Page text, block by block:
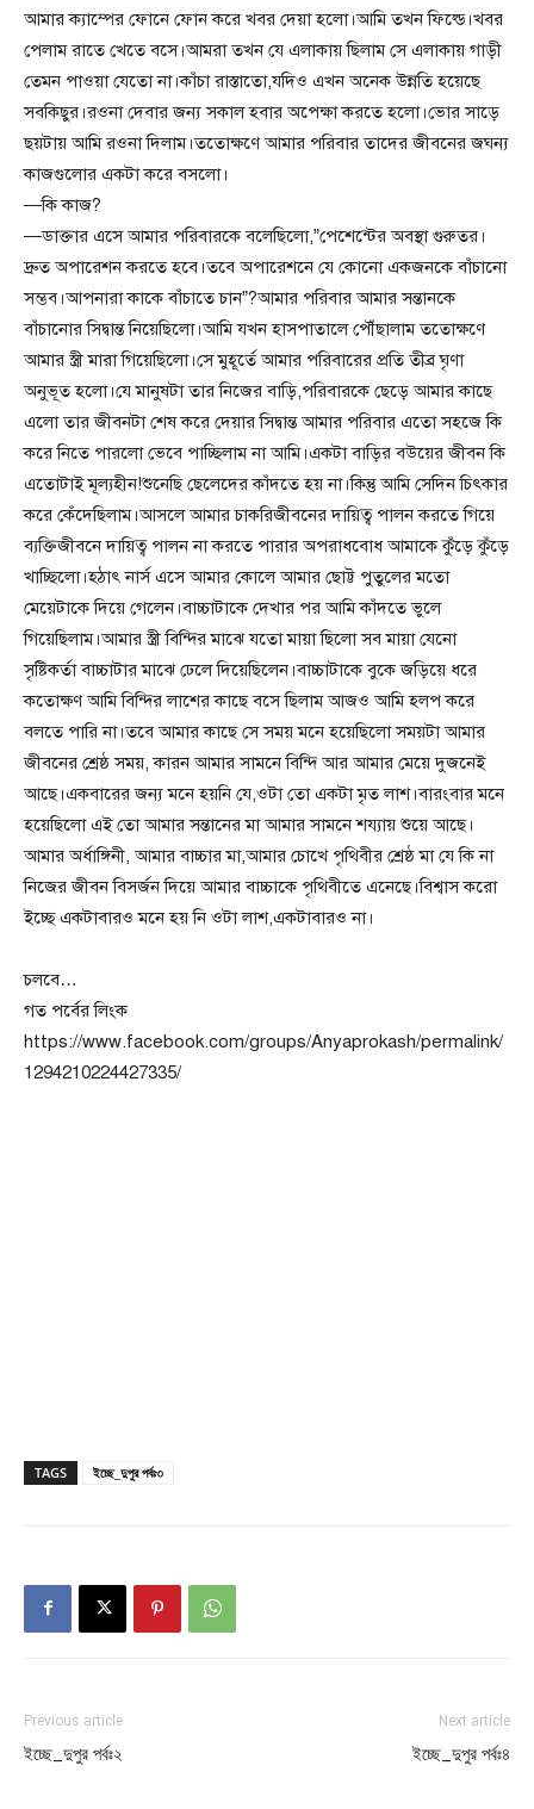
আমার ক্যাম্পের ফোনে ফোন করে খবর দেয়া হলো।আমি তখন ফিল্ডে।খবর
পেলাম রাতে খেতে বসে।আমরা তখন যে এলাকায় ছিলাম সে এলাকায় গাড়ী
তেমন পাওয়া যেতো না।কাঁচা রাস্তাতো,যদিও এখন অনেক উন্নতি হয়েছে
সবকিছুর।রওনা দেবার জন্য সকাল হবার অপেক্ষা করতে হলো।ভোর সাড়ে
ছয়টায় আমি রওনা দিলাম।ততোক্ষণে আমার পরিবার তাদের জীবনের জঘন্য
কাজগুলোর একটা করে বসলো।
—কি কাজ?
—ডাক্তার এসে আমার পরিবারকে বলেছিলো,”পেশেন্টের অবস্থা গুরুতর।
দ্রুত অপারেশন করতে হবে।তবে অপারেশনে যে কোনো একজনকে বাঁচানো
সম্ভব।আপনারা কাকে বাঁচাতে চান”?আমার পরিবার আমার সন্তানকে
বাঁচানোর সিদ্বান্ত নিয়েছিলো।আমি যখন হাসপাতালে পৌঁছালাম ততোক্ষণে
আমার স্ত্রী মারা গিয়েছিলো।সে মুহূর্তে আমার পরিবারের প্রতি তীব্র ঘৃণা
অনুভূত হলো।যে মানুষটা তার নিজের বাড়ি,পরিবারকে ছেড়ে আমার কাছে
এলো তার জীবনটা শেষ করে দেয়ার সিদ্বান্ত আমার পরিবার এতো সহজে কি
করে নিতে পারলো ভেবে পাচ্ছিলাম না আমি।একটা বাড়ির বউয়ের জীবন কি
এতোটাই মূল্যহীন!শুনেছি ছেলেদের কাঁদতে হয় না।কিন্তু আমি সেদিন চিৎকার
করে কেঁদেছিলাম।আসলে আমার চাকরিজীবনের দায়িত্ব পালন করতে গিয়ে
ব্যক্তিজীবনে দায়িত্ব পালন না করতে পারার অপরাধবোধ আমাকে কুঁড়ে কুঁড়ে
খাচ্ছিলো।হঠাৎ নার্স এসে আমার কোলে আমার ছোট্ট পুতুলের মতো
মেয়েটাকে দিয়ে গেলেন।বাচ্চাটাকে দেখার পর আমি কাঁদতে ভুলে
গিয়েছিলাম।আমার স্ত্রী বিন্দির মাঝে যতো মায়া ছিলো সব মায়া যেনো
সৃষ্টিকর্তা বাচ্চাটার মাঝে ঢেলে দিয়েছিলেন।বাচ্চাটাকে বুকে জড়িয়ে ধরে
কতোক্ষণ আমি বিন্দির লাশের কাছে বসে ছিলাম আজও আমি হলপ করে
বলতে পারি না।তবে আমার কাছে সে সময় মনে হয়েছিলো সময়টা আমার
জীবনের শ্রেষ্ঠ সময়, কারন আমার সামনে বিন্দি আর আমার মেয়ে দুজনেই
আছে।একবারের জন্য মনে হয়নি যে,ওটা তো একটা মৃত লাশ।বারংবার মনে
হয়েছিলো এই তো আমার সন্তানের মা আমার সামনে শয্যায় শুয়ে আছে।
আমার অর্ধাঙ্গিনী, আমার বাচ্চার মা,আমার চোখে পৃথিবীর শ্রেষ্ঠ মা যে কি না
নিজের জীবন বিসর্জন দিয়ে আমার বাচ্চাকে পৃথিবীতে এনেছে।বিশ্বাস করো
ইচ্ছে একটাবারও মনে হয় নি ওটা লাশ,একটাবারও না।
চলবে…
গত পর্বের লিংক
https://www.facebook.com/groups/Anyaprokash/permalink/
1294210224427335/
TAGS ইচ্ছে_দুপুর পর্বঃ৩
Previous article
ইচ্ছে_দুপুর পর্বঃ২
Next article
ইচ্ছে_দুপুর পর্বঃ৪